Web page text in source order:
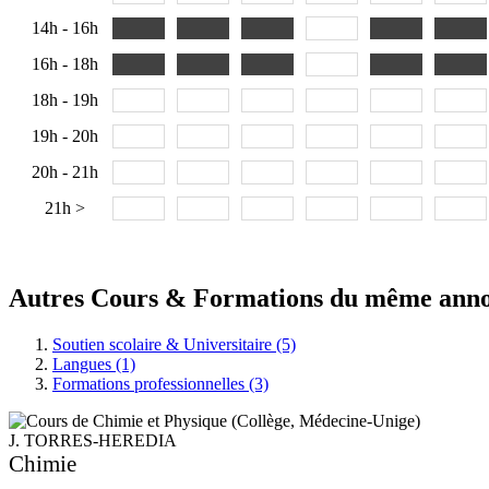
14h - 16h
16h - 18h
18h - 19h
19h - 20h
20h - 21h
21h >
Autres Cours & Formations du même
Soutien scolaire & Universitaire (5)
Langues (1)
Formations professionnelles (3)
J. TORRES-HEREDIA
Chimie